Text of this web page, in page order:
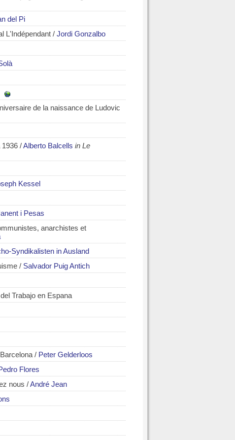
del Pi
L'Indépendant / Jordi Gonzalbo
de la naissance de Ludovic
1936 /Alberto Balcells in Le
Kessel
i Pesas
anarchistes et
Syndikalisten in Ausland
/ Salvador Puig Antich
Trabajo en Espana
/ Peter Gelderloos
Flores
nous /André Jean